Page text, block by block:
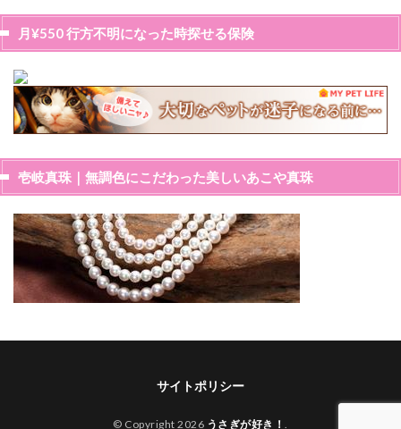
月¥550 行方不明になった時探せる保険
壱岐真珠｜無調色にこだわった美しいあこや真珠
サイトポリシー
© Copyright 2026 うさぎが好き！